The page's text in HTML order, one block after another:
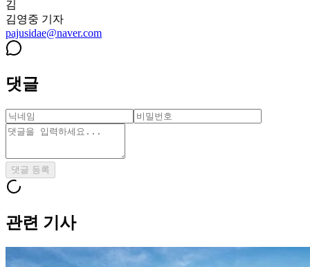
김
김영중 기자
pajusidae@naver.com
댓글
댓글 등록
관련 기사